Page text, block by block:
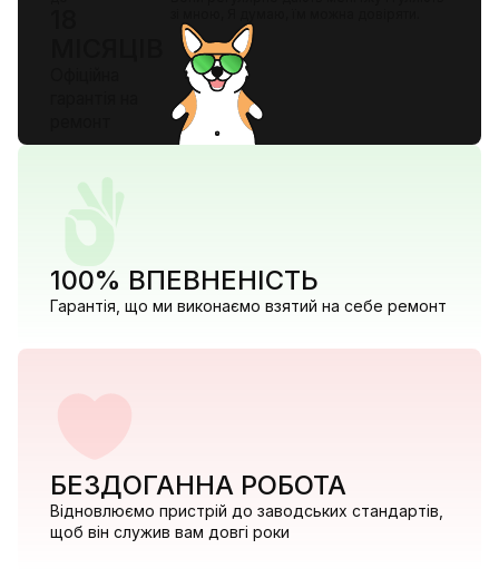
100% ВПЕВНЕНІСТЬ
Гарантія, що ми виконаємо взятий на себе ремонт
БЕЗДОГАННА РОБОТА
Відновлюємо пристрій до заводських стандартів,
щоб він служив вам довгі роки